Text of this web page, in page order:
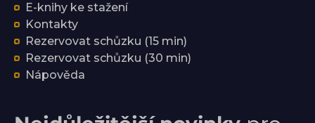
E-knihy ke stažení
Kontakty
Rezervovat schůzku (15 min)
Rezervovat schůzku (30 min)
Nápověda